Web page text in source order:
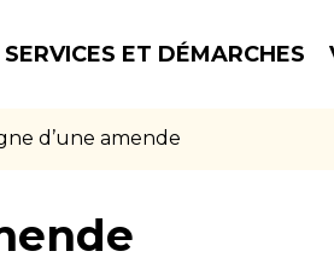
SERVICES ET DÉMARCHES
d’une amende